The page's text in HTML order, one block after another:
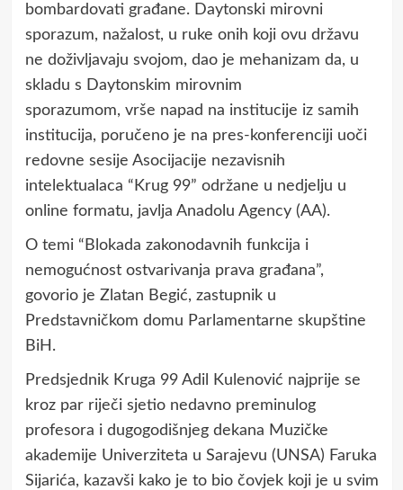
bombardovati građane. Daytonski mirovni
sporazum, nažalost, u ruke onih koji ovu državu
ne doživljavaju svojom, dao je mehanizam da, u
skladu s Daytonskim mirovnim
sporazumom, vrše napad na institucije iz samih
institucija, poručeno je na pres-konferenciji uoči
redovne sesije Asocijacije nezavisnih
intelektualaca “Krug 99” održane u nedjelju u
online formatu, javlja Anadolu Agency (AA).
O temi “Blokada zakonodavnih funkcija i
nemogućnost ostvarivanja prava građana”,
govorio je Zlatan Begić, zastupnik u
Predstavničkom domu Parlamentarne skupštine
BiH.
Predsjednik Kruga 99 Adil Kulenović najprije se
kroz par riječi sjetio nedavno preminulog
profesora i dugogodišnjeg dekana Muzičke
akademije Univerziteta u Sarajevu (UNSA) Faruka
Sijarića, kazavši kako je to bio čovjek koji je u svim